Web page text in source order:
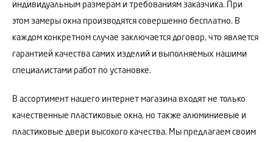
индивидуальным размерам и требованиям заказчика. При
этом замеры окна производятся совершенно бесплатно. В
каждом конкретном случае заключается договор, что является
гарантией качества самих изделий и выполняемых нашими
специалистами работ по установке.
В ассортимент нашего интернет магазина входят не только
качественные пластиковые окна, но также алюминиевые и
пластиковые двери высокого качества. Мы предлагаем своим